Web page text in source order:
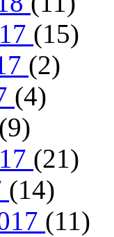
(15)
(2)
(4)
(9)
(21)
(14)
(11)